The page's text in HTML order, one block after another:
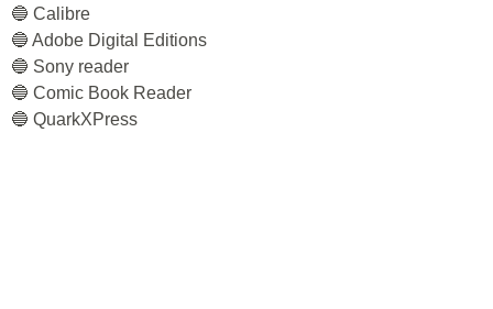
🔵 Calibre
🔵 Adobe Digital Editions
🔵 Sony reader
🔵 Comic Book Reader
🔵 QuarkXPress